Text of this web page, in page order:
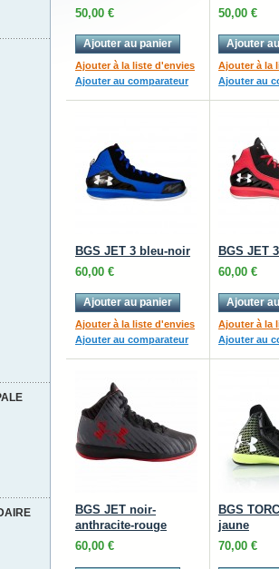
50,00 €
Ajouter au panier
Ajouter à la liste d'envies
Ajouter au comparateur
50,00 €
Ajouter
Ajouter à la
Ajouter au
BGS JET 3 bleu-noir
60,00 €
Ajouter au panier
Ajouter à la liste d'envies
Ajouter au comparateur
BGS JET
60,00 €
Ajouter
Ajouter à la
Ajouter au
BGS JET noir-
anthracite-rouge
60,00 €
BGS
jaune
70,00 €